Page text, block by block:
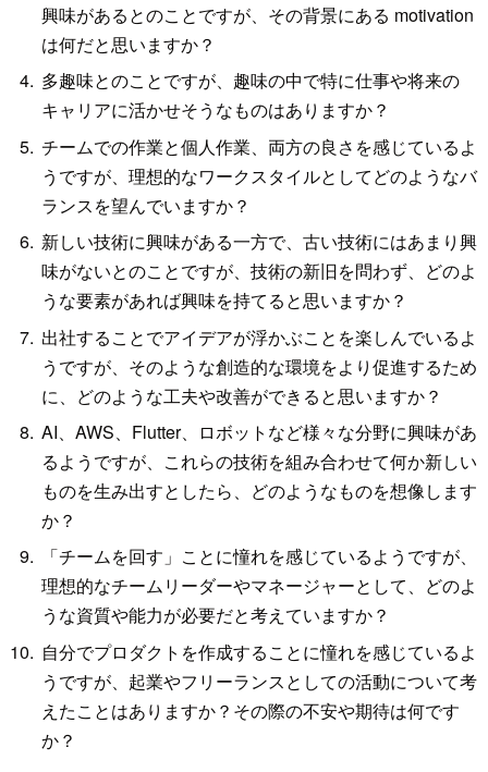
興味があるとのことですが、その背景にある motivation
は何だと思いますか？
多趣味とのことですが、趣味の中で特に仕事や将来の
キャリアに活かせそうなものはありますか？
チームでの作業と個人作業、両方の良さを感じているよ
うですが、理想的なワークスタイルとしてどのようなバ
ランスを望んでいますか？
新しい技術に興味がある一方で、古い技術にはあまり興
味がないとのことですが、技術の新旧を問わず、どのよ
うな要素があれば興味を持てると思いますか？
出社することでアイデアが浮かぶことを楽しんでいるよ
うですが、そのような創造的な環境をより促進するため
に、どのような工夫や改善ができると思いますか？
AI、AWS、Flutter、ロボットなど様々な分野に興味があ
るようですが、これらの技術を組み合わせて何か新しい
ものを生み出すとしたら、どのようなものを想像します
か？
「チームを回す」ことに憧れを感じているようですが、
理想的なチームリーダーやマネージャーとして、どのよ
うな資質や能力が必要だと考えていますか？
自分でプロダクトを作成することに憧れを感じているよ
うですが、起業やフリーランスとしての活動について考
えたことはありますか？その際の不安や期待は何です
か？